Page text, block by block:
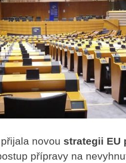
novou strategii EU
přípravy na